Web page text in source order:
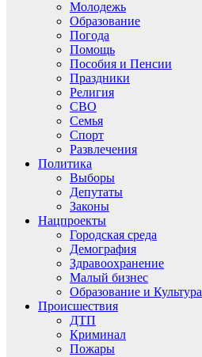
Молодежь
Образование
Погода
Помощь
Пособия и Пенсии
Праздники
Религия
СВО
Семья
Спорт
Развлечения
Политика
Выборы
Депутаты
Законы
Нацпроекты
Городская среда
Демография
Здравоохранение
Малый бизнес
Образование и Культура
Происшествия
ДТП
Криминал
Пожары